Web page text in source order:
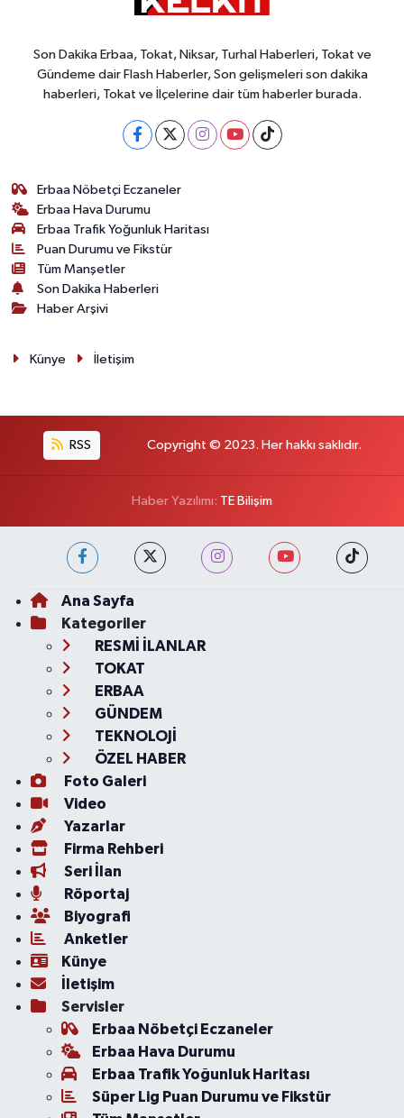
Son Dakika Erbaa, Tokat, Niksar, Turhal Haberleri, Tokat ve
Gündeme dair Flash Haberler, Son gelişmeleri son dakika
haberleri, Tokat ve İlçelerine dair tüm haberler burada.
Erbaa Nöbetçi Eczaneler
Erbaa Hava Durumu
Erbaa Trafik Yoğunluk Haritası
Puan Durumu ve Fikstür
Tüm Manşetler
Son Dakika Haberleri
Haber Arşivi
Künye İletişim
RSS Copyright © 2023. Her hakkı saklıdır.
Haber Yazılımı: TE Bilişim
Ana Sayfa
Kategoriler
RESMİ İLANLAR
TOKAT
ERBAA
GÜNDEM
TEKNOLOJİ
ÖZEL HABER
Foto Galeri
Video
Yazarlar
Firma Rehberi
Seri İlan
Röportaj
Biyografi
Anketler
Künye
İletişim
Servisler
Erbaa Nöbetçi Eczaneler
Erbaa Hava Durumu
Erbaa Trafik Yoğunluk Haritası
Süper Lig Puan Durumu ve Fikstür